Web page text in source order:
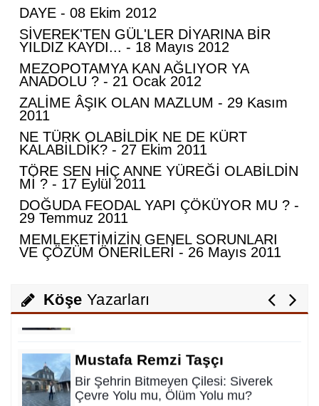
DAYE - 08 Ekim 2012
SİVEREK'TEN GÜL'LER DİYARINA BİR
YILDIZ KAYDI... - 18 Mayıs 2012
MEZOPOTAMYA KAN AĞLIYOR YA
ANADOLU ? - 21 Ocak 2012
ZALİME ÂŞIK OLAN MAZLUM - 29 Kasım
2011
NE TÜRK OLABİLDİK NE DE KÜRT
KALABİLDİK? - 27 Ekim 2011
TÖRE SEN HİÇ ANNE YÜREĞİ OLABİLDİN
Mİ ? - 17 Eylül 2011
DOĞUDA FEODAL YAPI ÇÖKÜYOR MU ? -
29 Temmuz 2011
MEMLEKETİMİZİN GENEL SORUNLARI
VE ÇÖZÜM ÖNERİLERİ - 26 Mayıs 2011
Köşe Yazarları
Naci Hanpolat
Türkiye-Suudi Arabistan-Pakistan Üçlü
Anlaşmasının Hedefi Kim: İran mı, İsrail
mi?
Abdurahman Deniz Uğurlu
Anlaşılır: Hacı Mustafa Demirkan
Ali Lale
Hırsızlığın ve Rüşvetin Yeni Adı: Bağış
Nurettin Gençdal
Tasavvuf mu ?
Bir Şehrin Bitmeyen Çilesi: Siverek
Çevre Yolu mu, Ölüm Yolu mu?